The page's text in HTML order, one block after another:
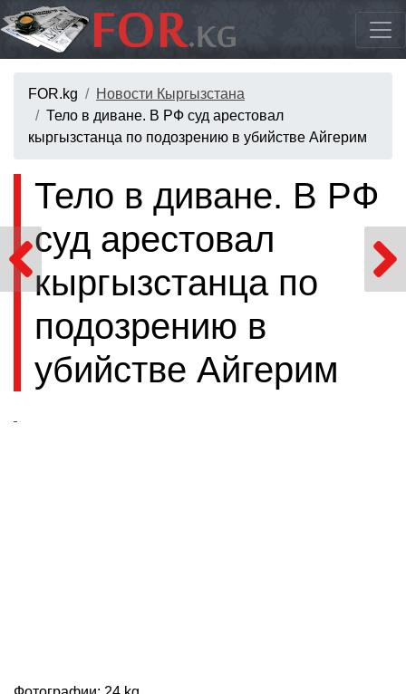
FOR.kg
Новости Кыргызстана
Тело в диване. В РФ суд арестовал
кыргызстанца по подозрению в убийстве Айгерим
Тело в диване. В РФ
суд арестовал
кыргызстанца по
подозрению в
убийстве Айгерим